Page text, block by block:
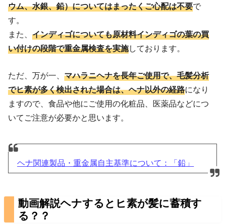
ウム、水銀、鉛）についてはまったくご心配は不要で
す。
また、インディゴについても原材料インディゴの葉の買
い付けの段階で重金属検査を実施しております。
ただ、万が一、マハラニヘナを長年ご使用で、毛髪分析
でヒ素が多く検出された場合は、ヘナ以外の経路になり
ますので、食品や他にご使用の化粧品、医薬品などにつ
いてご注意が必要かと思います。
ヘナ関連製品・重金属自主基準について：「鉛」
動画解説ヘナするとヒ素が髪に蓄積す
る？？